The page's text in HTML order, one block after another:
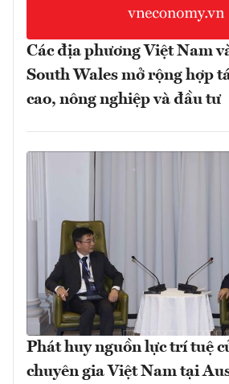
Các địa phương Việt Nam
South Wales mở rộng hợp
cao, nông nghiệp và đầu tư
Phát huy nguồn lực trí tuệ
chuyên gia Việt Nam tại